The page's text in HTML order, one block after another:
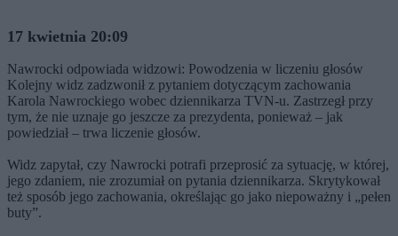
17 kwietnia 20:09
Nawrocki odpowiada widzowi: Powodzenia w liczeniu głosów
Kolejny widz zadzwonił z pytaniem dotyczącym zachowania
Karola Nawrockiego wobec dziennikarza TVN-u. Zastrzegł przy
tym, że nie uznaje go jeszcze za prezydenta, ponieważ – jak
powiedział – trwa liczenie głosów.
Widz zapytał, czy Nawrocki potrafi przeprosić za sytuację, w której,
jego zdaniem, nie zrozumiał on pytania dziennikarza. Skrytykował
też sposób jego zachowania, określając go jako niepoważny i „pełen
buty”.